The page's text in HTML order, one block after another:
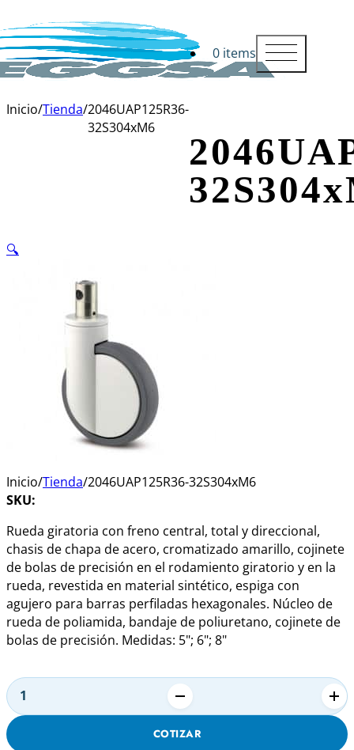
0 items
Inicio/Tienda/2046UAP125R36-
32S304xM6
🔍
Inicio/Tienda/2046UAP125R36-32S304xM6
SKU:
Rueda giratoria con freno central, total y direccional,
chasis de chapa de acero, cromatizado amarillo, cojinete
de bolas de precisión en el rodamiento giratorio y en la
rueda, revestida en material sintético, espiga con
agujero para barras perfiladas hexagonales. Núcleo de
rueda de poliamida, bandaje de poliuretano, cojinete de
bolas de precisión. Medidas: 5"; 6"; 8"
2046UAP125R36-
32S304xM6
cantidad
COTIZAR
Alternative: